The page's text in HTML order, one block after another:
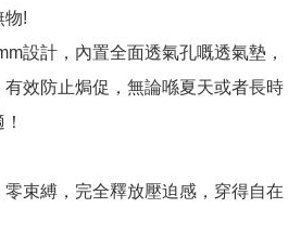
物!
設計，內置全面透氣孔嘅透氣墊，
效防止焗促，無論喺夏天或者長時
！
零束縛，完全釋放壓迫感，穿得自在